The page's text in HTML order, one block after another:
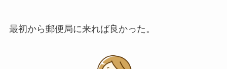
最初から郵便局に来れば良かった。